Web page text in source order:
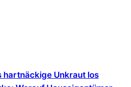
hartnäckige Unkraut los